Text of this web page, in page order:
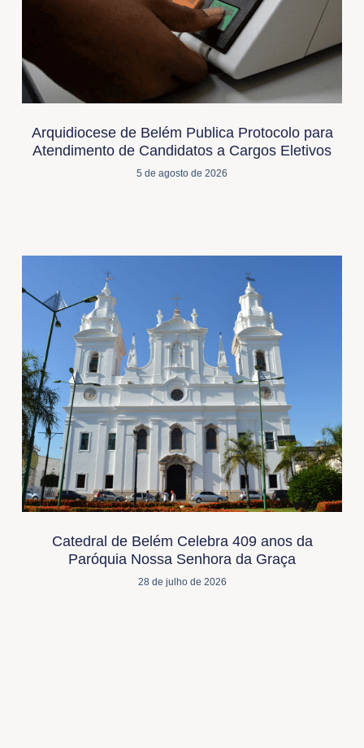
Arquidiocese de Belém Publica Protocolo para
Atendimento de Candidatos a Cargos Eletivos
5 de agosto de 2026
Catedral de Belém Celebra 409 anos da
Paróquia Nossa Senhora da Graça
28 de julho de 2026